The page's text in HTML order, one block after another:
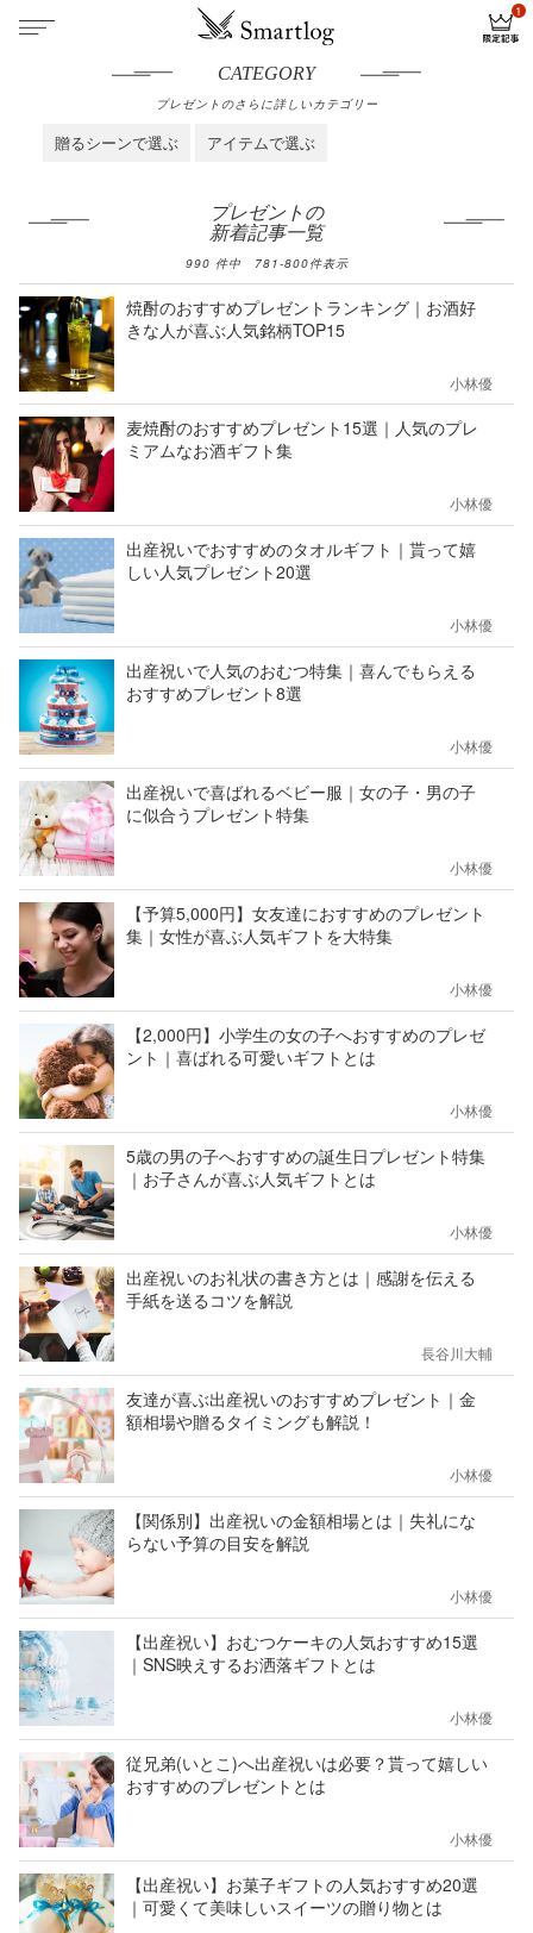
CATEGORY
プレゼントのさらに詳しいカテゴリー
贈るシーンで選ぶ アイテムで選ぶ
プレゼントの
新着記事一覧
990 件中 781-800件表示
焼酎のおすすめプレゼントランキング｜お酒好
きな人が喜ぶ人気銘柄TOP15
小林優
麦焼酎のおすすめプレゼント15選｜人気のプレ
ミアムなお酒ギフト集
小林優
出産祝いでおすすめのタオルギフト｜貰って嬉
しい人気プレゼント20選
小林優
出産祝いで人気のおむつ特集｜喜んでもらえる
おすすめプレゼント8選
小林優
出産祝いで喜ばれるベビー服｜女の子・男の子
に似合うプレゼント特集
小林優
【予算5,000円】女友達におすすめのプレゼント
集｜女性が喜ぶ人気ギフトを大特集
小林優
【2,000円】小学生の女の子へおすすめのプレゼ
ント｜喜ばれる可愛いギフトとは
小林優
5歳の男の子へおすすめの誕生日プレゼント特集
｜お子さんが喜ぶ人気ギフトとは
小林優
出産祝いのお礼状の書き方とは｜感謝を伝える
手紙を送るコツを解説
長谷川大輔
友達が喜ぶ出産祝いのおすすめプレゼント｜金
額相場や贈るタイミングも解説！
小林優
【関係別】出産祝いの金額相場とは｜失礼にな
らない予算の目安を解説
小林優
【出産祝い】おむつケーキの人気おすすめ15選
｜SNS映えするお洒落ギフトとは
小林優
従兄弟(いとこ)へ出産祝いは必要？貰って嬉しい
おすすめのプレゼントとは
小林優
【出産祝い】お菓子ギフトの人気おすすめ20選
｜可愛くて美味しいスイーツの贈り物とは